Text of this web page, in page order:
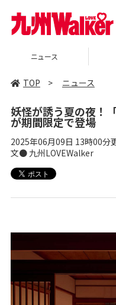
ニュース
TOP > ニュース
妖怪が誘う夏の夜！
が期間限定で登場
2025年06月09日 13時00分
文● 九州LOVEWalker